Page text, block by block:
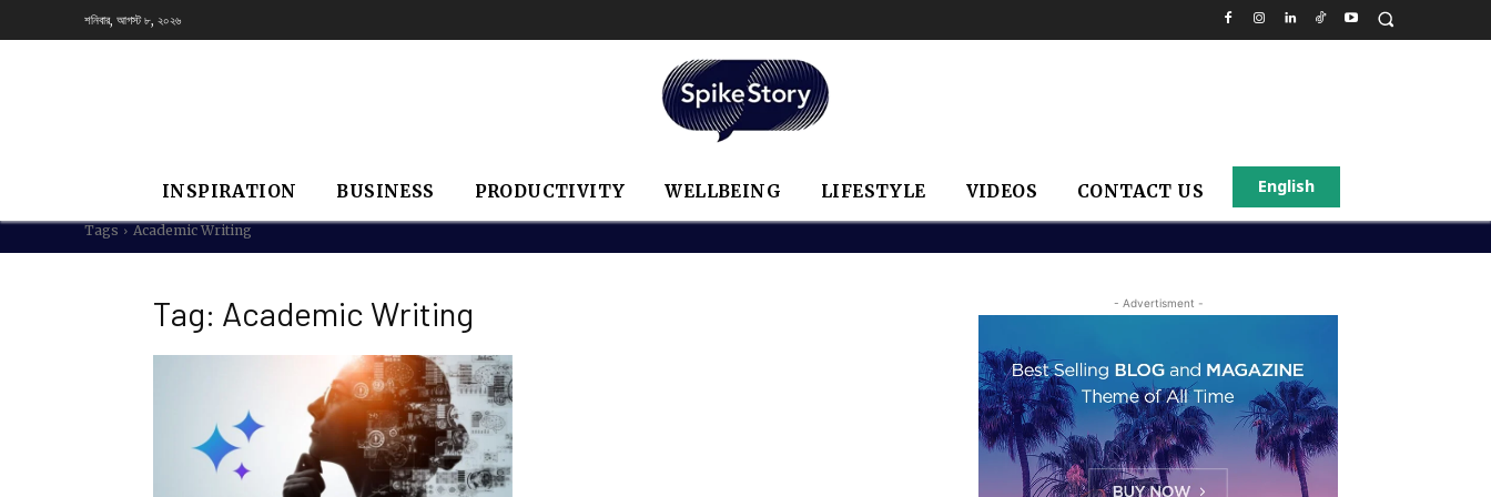
শনিবার, আগস্ট ৮, ২০২৬
INSPIRATION BUSINESS PRODUCTIVITY WELLBEING LIFESTYLE VIDEOS CONTACT US English
Tags Academic Writing
Tag: Academic Writing - Advertisment -